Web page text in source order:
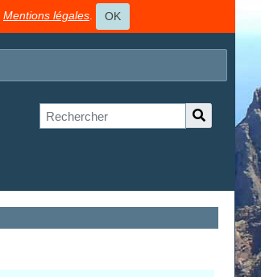
Mentions légales. OK